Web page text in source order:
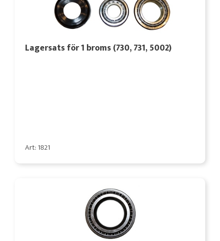
Lagersats för 1 broms (730, 731, 5002)
Art: 1821